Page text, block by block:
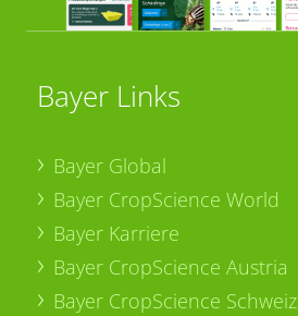
Bayer Links
Bayer Global
Bayer CropScience World
Bayer Karriere
Bayer CropScience Austria
Bayer CropScience Schweiz